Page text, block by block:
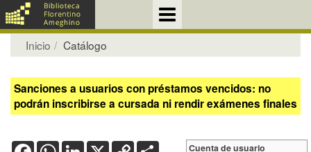
Inicio Catálogo
Sanciones a usuarios con préstamos vencidos: no
podrán inscribirse a cursada ni rendir exámenes finales
FacebookWhatsApp
LinkedIn
X Copy Cuenta de usuario